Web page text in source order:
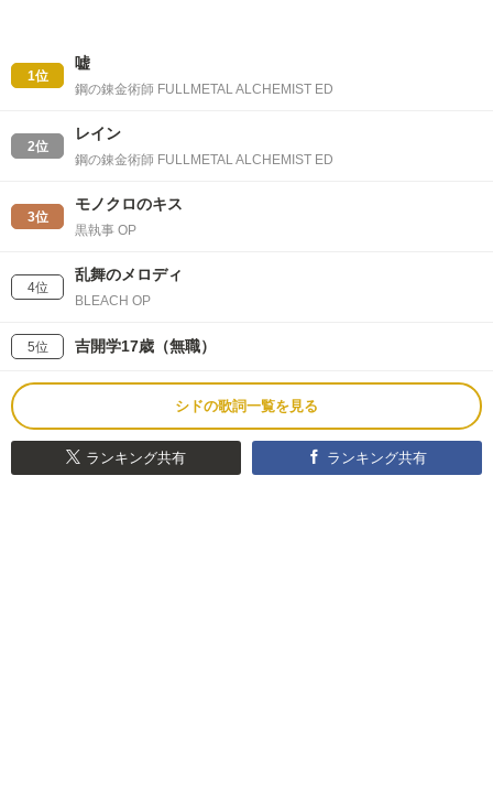
1位
嘘
鋼の錬金術師 FULLMETAL ALCHEMIST ED
2位
レイン
鋼の錬金術師 FULLMETAL ALCHEMIST ED
3位
モノクロのキス
黒執事 OP
4位
乱舞のメロディ
BLEACH OP
5位 吉開学17歳（無職）
シドの歌詞一覧を見る
ランキング共有 ランキング共有